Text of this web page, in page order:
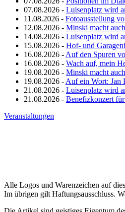
07.08.2026 - Luisenplatz wird
11.08.2026 - Fotoausstellung
12.08.2026 - Minski macht
14.08.2026 - Luisenplatz wird
15.08.2026 - Hof- und
16.08.2026 - Auf den Spuren
16.08.2026 - Wach auf, mein
19.08.2026 - Minski macht
19.08.2026 - Auf ein Wort: Jan
21.08.2026 - Luisenplatz wird
21.08.2026 - Benefizkonzert
Veranstaltungen
Alle Logos und Warenzeichen auf
Im übrigen gilt Haftungsausschluss.